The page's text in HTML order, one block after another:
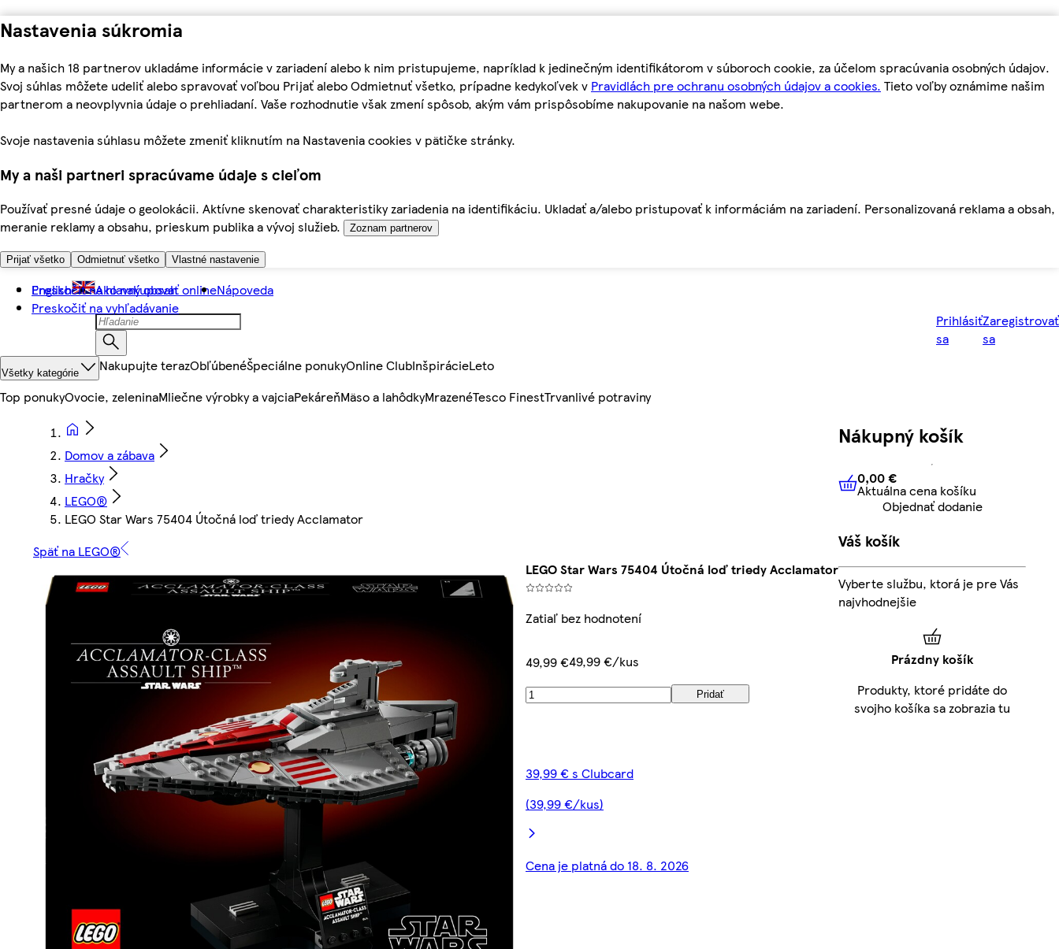
Nastavenia súkromia
My a našich 18 partnerov ukladáme informácie v zariadení alebo k nim pristupujeme, napríklad k jedinečným identifikátorom v súboroch cookie, za účelom spracúvania osobných údajov.
Svoj súhlas môžete udeliť alebo spravovať voľbou Prijať alebo Odmietnuť všetko, prípadne kedykoľvek v Pravidlách pre ochranu osobných údajov a cookies. Tieto voľby oznámime našim
partnerom a neovplyvnia údaje o prehliadaní. Vaše rozhodnutie však zmení spôsob, akým vám prispôsobíme nakupovanie na našom webe.
Svoje nastavenia súhlasu môžete zmeniť kliknutím na Nastavenia cookies v pätičke stránky.
My a naši partneri spracúvame údaje s cieľom
Používať presné údaje o geolokácii. Aktívne skenovať charakteristiky zariadenia na identifikáciu. Ukladať a/alebo pristupovať k informáciám na zariadení. Personalizovaná reklama a obsah,
meranie reklamy a obsahu, prieskum publika a vývoj služieb.
Zoznam partnerov
Prijať všetko Odmietnuť všetko Vlastné nastavenie
Preskočiť na hlavný obsah
Preskočiť na vyhľadávanie
English Ako nakupovať onlineNápoveda
Prihlásiť
sa
Zaregistrovať
sa
Všetky kategórie Nakupujte terazObľúbenéŠpeciálne ponukyOnline ClubInšpirácieLeto
Top ponukyOvocie, zeleninaMliečne výrobky a vajciaPekáreňMäso a lahôdkyMrazenéTesco FinestTrvanlivé potraviny
Domov a zábava
Hračky
LEGO®
LEGO Star Wars 75404 Útočná loď triedy Acclamator
Späť na LEGO®
LEGO Star Wars 75404 Útočná loď triedy Acclamator
Zatiaľ bez hodnotení
49,99 €49,99 €/kus
Pridať
39,99 € s Clubcard
(39,99 €/kus)
Cena je platná do 18. 8. 2026
Nákupný košík
0,00 € Aktuálna cena košíku
0,00 €
Aktuálna cena košíku
Objednať dodanie
Váš košík
Vyberte službu, ktorá je pre Vás
najvhodnejšie
Prázdny košík
Produkty, ktoré pridáte do
svojho košíka sa zobrazia tu